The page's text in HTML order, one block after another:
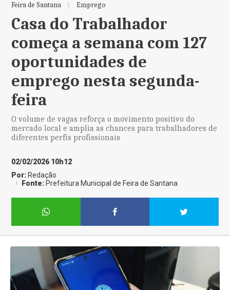
Feira de Santana Emprego
Casa do Trabalhador
começa a semana com 127
oportunidades de
emprego nesta segunda-
feira
O volume de vagas reforça o movimento positivo do
mercado local e amplia as chances para trabalhadores de
diferentes perfis profissionais
02/02/2026 10h12
Por: Redação
Fonte: Prefeitura Municipal de Feira de Santana